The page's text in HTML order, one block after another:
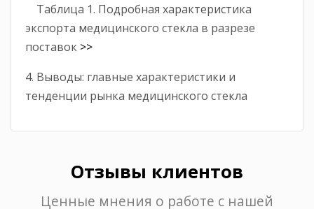
Таблица 1. Подробная характеристика
экспорта медицинского стекла в разрезе
поставок >>
4. Выводы: главные характеристики и
тенденции рынка медицинского стекла
Отзывы клиентов
Ценные мнения о работе с нашей